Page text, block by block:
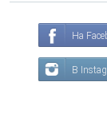
На
В